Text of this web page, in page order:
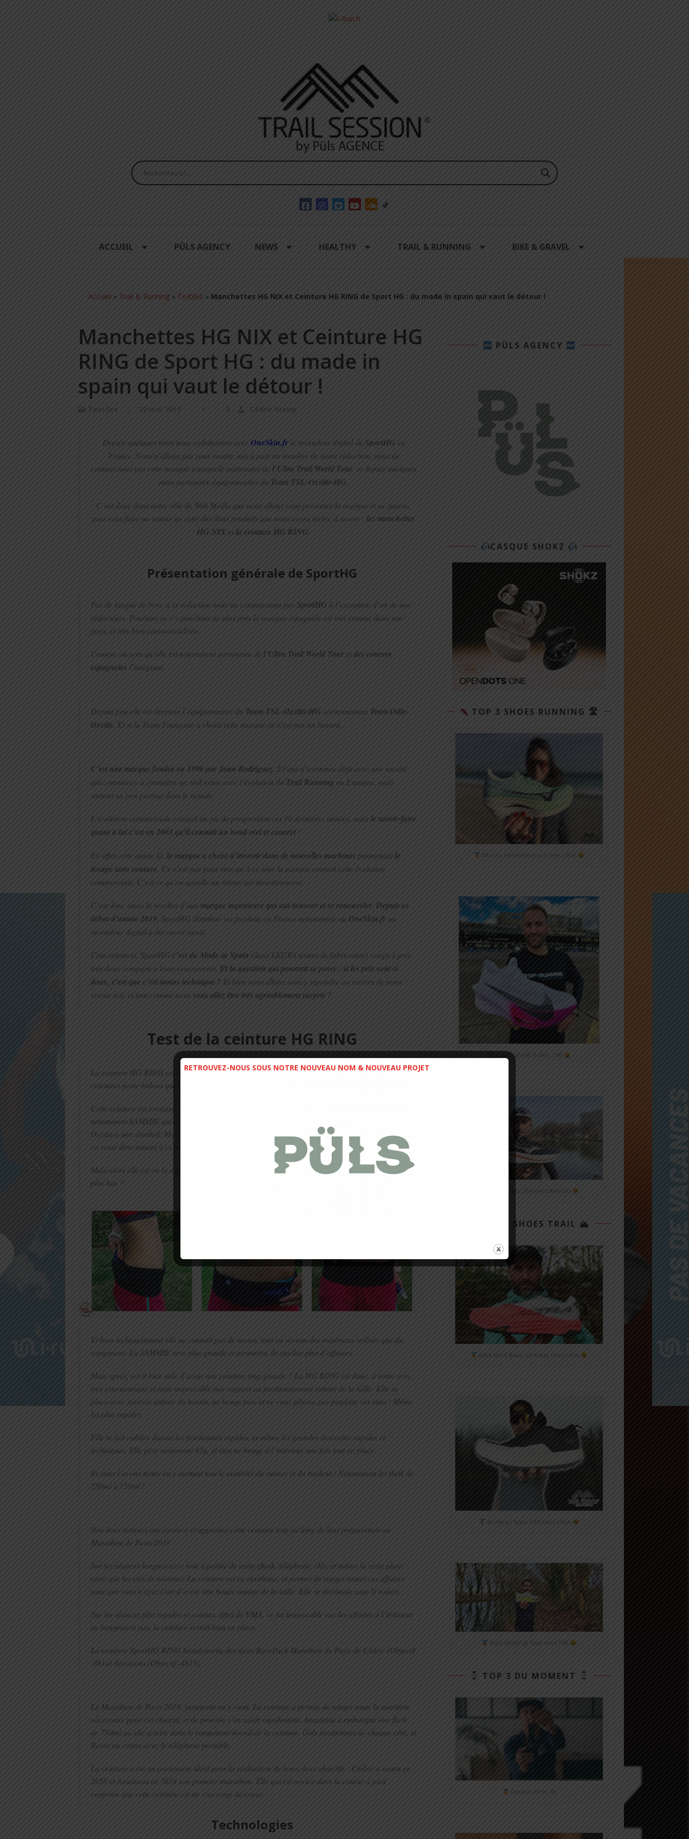
ACCUEIL PÜLS AGENCY NEWS HEALTHY TRAIL & RUNNING BIKE & GRAVEL
Accueil » Trail & Running » Textiles » Manchettes HG NIX et Ceinture HG RING de Sport HG : du made in spain qui vaut le détour !
Manchettes HG NIX et Ceinture HG
RING de Sport HG : du made in
spain qui vaut le détour !
Textiles 20 mai 2019 1 0 Cédric Masip
Depuis quelques mois nous collaborons avecOneSkin.frle revendeur digital de SportHG en
France. Nous n’allons pas vous mentir, mis à part un membre de notre rédaction, nous ne
connaissions pas cette marque espagnole partenaire de l’Ultra Trail World Tour, et depuis quelques
mois partenaire équipementier du Team TSL-Oxsitis-HG.
C’est donc dans notre rôle de Web Média que nous allons vous présenter la marque et sa genèse,
puis vous faire un retour au sujet des deux produits que nous avons testés, à savoir : les manchettes
HG NIXet la ceinture HG RING.
Présentation générale de SportHG
Pas de langue de bois, à la rédaction nous ne connaissions pasSportHG à l’exception d’un de nos
rédacteurs. Pourtant en s’y penchant de plus près la marque espagnole est très connue dans son
pays, et très bien commercialisée.
Connue au sens qu’elle est notamment partenaire del’Ultra Trail World Touretdes courses
espagnoles l’intégrant.
Depuis peu elle est devenue l’équipementier du Team TSL-Oxsitis-HG anciennement Team Odlo-
Oxsitis . Et si la Team Française a choisi cette marque ce n’est pas un hasard…
C’est une marque fondée en 1996 par Juan Rodriguez. 23 ans d’existence déjà avec une société
qui commence à connaître un réel essor avec l’évolution du Trail Runningen Espagne, mais
surtout un peu partout dans le monde.
L’évolution commerciale connaît un pic de progression ces 10 dernières années, maisle savoir-faire
quant à lui c’est en 2003 qu’il connaît un bond réel et concret !
En effet cette année là, la marque a choisi d’investir dans de nouvelles machines permettantle
tissage sans couture. Ce n’est pas pour rien qu’à ce jour la marque connaît cette évolution
commerciale. C’est ce qu’on appelle un retour sur investissement.
C’est donc aussi le résultat d’une marque ingénieuse qui sait innover et se renouveler. Depuis ce
début d’année 2019, SportHG distribue ses produits en France notamment via OneSkin.fr un
revendeur digital à découvrir aussi.
Concrètement, SportHG c’est du Made in Spain (dans LEURS usines de fabrication) conçu à prix
très doux comparé à leurs concurrents. Et la question qui pourrait se poser : si les prix sont si
doux, c’est que c’est moins technique ? Et bien nous allons vous y répondre au travers de notre
retour test, et tout comme nous vous allez être très agréablement surpris !
Test de la ceinture HG RING
La ceinture HG RING est le premier produit que nous avons testé. Et la surprise fut énorme. Fini les
ceintures porte-bidons qui ballotent, avec tous les systèmes de réglages.
Cette ceinture est pratique, confortable et ergonomique. Ok d’autres marques sont sur le marché,
notamment SAMMIE qui avait innové en la matière. Et dans la même matière au niveau du textile.
Oxsitis a une slimbelt. Mais concrètement avant de parler de la technique et conclure par le prix, on
va venir directement à ce point : 20€ !!!
Mais alors elle est où la différence avec les autres produits des autres marques pour que le prix soit
plus bas ?
Et bien techniquement elle ne connaît pas de moins, tant au niveau des matériaux utilisés que du
rangement. La SAMMIE sera plus grande et permettra de stocker plus d’affaires.
Mais après, est-il bien utile d’avoir une ceinture trop grande ? La HG RING est donc, à notre avis,
très ergonomique et juste impeccable par rapport au positionnement autour de la taille. Elle se
place avec justesse autour du bassin, ne bouge pas, et ne vous gênera pas pendant vos runs ! Même
les plus rapides.
Elle se fait oublier durant les fractionnés rapides, et même les grandes descentes rapides et
techniques. Elle pèse seulement 42g, et rien ne bouge à l’intérieur une fois tout en place.
Et nous l’avons testée en y mettant tout le matériel du runner et du traileur ! Notamment les flask de
250ml à 750ml !
Nos deux testeurs ont éprouvé et approuvé cette ceinture tout au long de leur préparation au
Marathon de Paris 2019 :
Sur les séances longues avec tout à portée de main (flask, téléphone, clés, et même la veste pluie,
ainsi que les clés de maison). La ceinture est en elasthane, et permet de ranger toutes ces affaires
sans que vous n’ayez l’air d’avoir une bouée autour de la taille. Elle se dissimule sous le t-shirt.
Sur les séances plus rapides et courtes, dites de VMA, ce fut impeccable car les affaires à l’intérieur
ne bougeaient pas, la ceinture restait bien en place.
La ceinture SportHG RING faisait partie des deux RacePack Marathon de Paris de Cédric (Objectif
-3h) et Anastasia (Objectif -4h15).
Le Marathon de Paris 2019, justement on y vient. La ceinture a permis de ranger toute la nutrition
nécessaire pour cet objectif, et de pouvoir s’en saisir rapidement. Anastasia a embarqué une flask
de 750ml qu’elle a mise dans le rangement dorsal de la ceinture. Gels positionnés de chaque côté, et
Barre au centre avec le téléphone portable.
La ceinture a été un partenaire idéal pour la réalisation de leurs deux objectifs : Cédric a couru en
2h58 et Anastasia en 3h54 son premier marathon. Elle qui est novice dans la course à pied
confirme que cette ceinture est un vrai coup de coeur.
Technologies
PÜLS AGENCY
CASQUE SHOKZ
TOP 3 SHOES RUNNING 🛣
Mizuno Rebellion Pro 3 chez i-Run
Nike Alphafly 3 chez T4R
Mizuno Neo Zen chez Alltricks
TOP 3 SHOES TRAIL 🏔
Altra Mont Blanc Carbone chez i-Run
Arc'teryx Sylan GTX chez i-Run
Asics MetaFuji Trail chez T4R
TOP 3 DU MOMENT
Garmin Fénix 7X
RETROUVEZ-NOUS SOUS NOTRE NOUVEAU NOM & NOUVEAU PROJET